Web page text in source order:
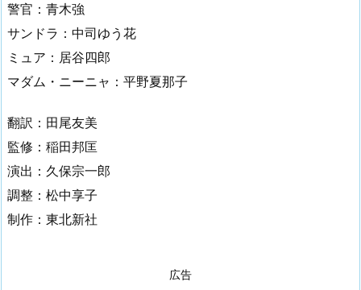
警官：青木強
サンドラ：中司ゆう花
ミュア：居谷四郎
マダム・ニーニャ：平野夏那子
翻訳：田尾友美
監修：稲田邦匡
演出：久保宗一郎
調整：松中享子
制作：東北新社
広告